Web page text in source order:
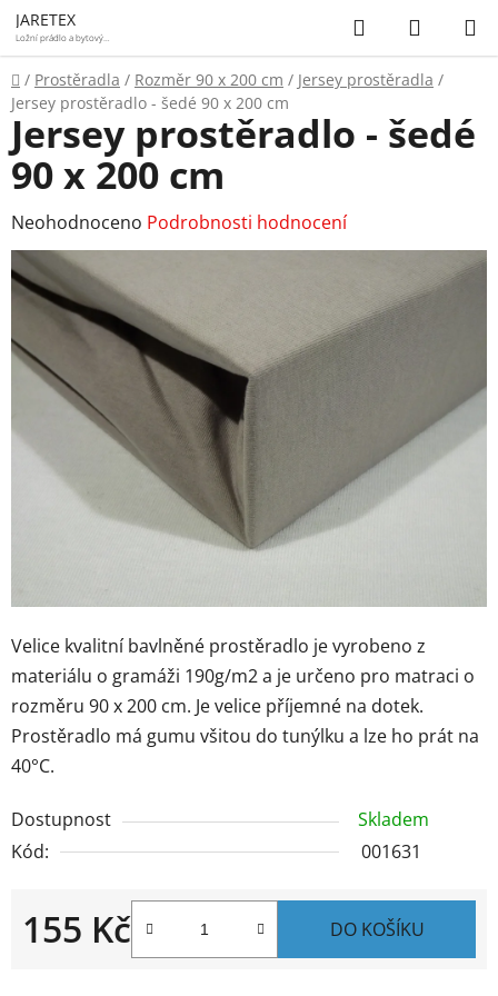
Přejít
na
obsah
JARETEX
Ložní prádlo a bytový
Hledat
KOŠÍK
Domů
/ Prostěradla / Rozměr 90 x 200 cm / Jersey prostěradla /
Jersey prostěradlo - šedé 90 x 200 cm
Velice kvalitní bavlněné prostěradlo je vyrobeno z
materiálu o gramáži 190g/m2 a je určeno pro matraci o
rozměru 90 x 200 cm. Je velice příjemné na dotek.
Prostěradlo má gumu všitou do tunýlku a lze ho prát na
40°C.
Dostupnost
Skladem
Kód:
001631
155 Kč DO KOŠÍKU
Jersey prostěradlo - šedé
90 x 200 cm
Průměrné
hodnocení
produktu
0,0
hvězdiček.
Neohodnoceno Podrobnosti hodnocení